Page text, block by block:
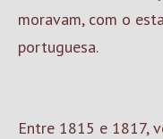
moravam, com o
portuguesa.
Entre 1815 e 1817,